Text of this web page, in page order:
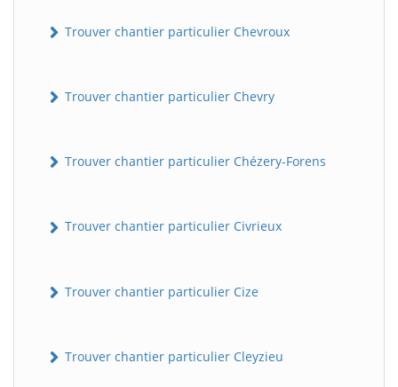
Trouver chantier particulier Chevroux
Trouver chantier particulier Chevry
Trouver chantier particulier Chézery-Forens
Trouver chantier particulier Civrieux
Trouver chantier particulier Cize
Trouver chantier particulier Cleyzieu